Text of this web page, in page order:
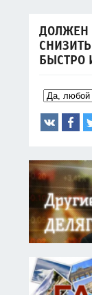
ДОЛЖЕН
БЫСТРО